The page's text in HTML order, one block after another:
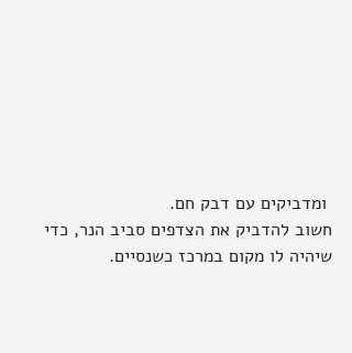
חשוב להדביק את הצדפים סביב הנר, כדי
שיהיה לו מקום במרכז כשנסיים.